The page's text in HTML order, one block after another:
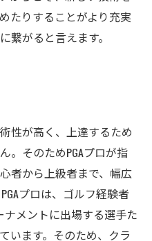
たりすることがより充実
繋がると言えます。
性が高く、上達するため
。そのためPGAプロが指
者から上級者まで、幅広
プロは、ゴルフ経験者
ナメントに出場する選手た
います。そのため、クラ